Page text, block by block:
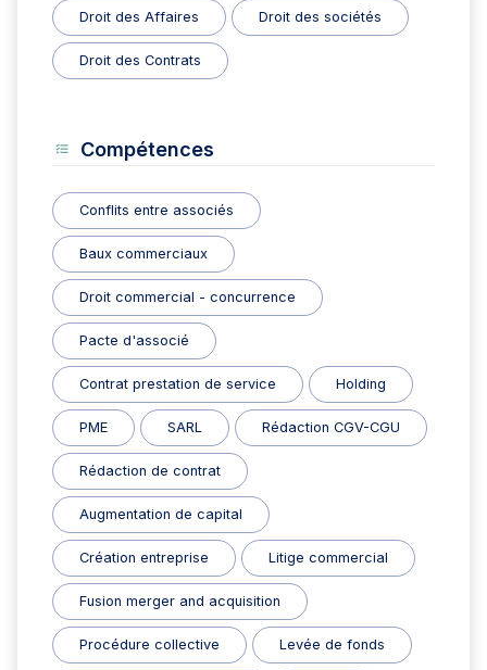
Droit des Affaires Droit des sociétés
Droit des Contrats
Compétences
Conflits entre associés
Baux commerciaux
Droit commercial - concurrence
Pacte d'associé
Contrat prestation de service Holding
PME SARL Rédaction CGV-CGU
Rédaction de contrat
Augmentation de capital
Création entreprise Litige commercial
Fusion merger and acquisition
Procédure collective Levée de fonds